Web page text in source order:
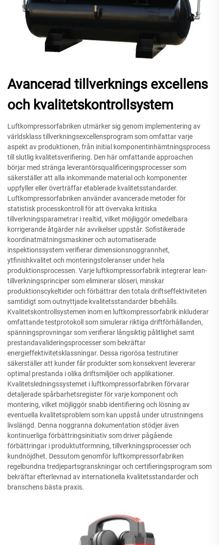
Avancerad tillverknings excellens
och kvalitetskontrollsystem
Luftkompressorfabriken utmärker sig genom implementering av
världsklass tillverkningsexcellensprogram som omfattar varje
aspekt av produktionen, från initial komponentinhämtningsprocess
till slutlig kvalitetsverifiering. Den här omfattande approachen
börjar med stränga leverantörsqualificeringsprocesser som
säkerställer att alla inkommande material och komponenter
uppfyller eller överträffar etablerade kvalitetsstandarder.
Luftkompressorfabriken använder avancerade metoder för
statistisk processkontroll för att övervaka kritiska
tillverkningsparametrar i realtid, vilket möjliggör omedelbara
korrigerande åtgärder när avvikelser uppstår. Sofistikerade
koordinatmätningsmaskiner och automatiserade
inspektionssystem verifierar dimensionsnoggrannhet,
ytfinishkvalitet och monteringstoleranser under hela
produktionsprocessen. Varje luftkompressorfabrik integrerar lean-
tillverkningsprinciper som eliminerar slöseri, minskar
produktionscykeltider och förbättrar den totala driftseffektiviteten
samtidigt som outnyttjade kvalitetsstandarder bibehålls.
Kvalitetskontrollsystemen inom en luftkompressorfabrik inkluderar
omfattande testprotokoll som simulerar riktiga driftförhållanden,
spänningsprovningar som verifierar långsiktig pålitlighet samt
prestandavalideringsprocesser som bekräftar
energieffektivitetsklassningar. Dessa rigorösa testrutiner
säkerställer att kunder får produkter som konsekvent levererar
optimal prestanda i olika driftsmiljöer och applikationer.
Kvalitetsledningssystemet i luftkompressorfabriken förvarar
detaljerade spårbarhetsregister för varje komponent och
montering, vilket möjliggör snabb identifiering och lösning av
eventuella kvalitetsproblem som kan uppstå under utrustningens
livslängd. Denna noggranna dokumentation stödjer även
kontinuerliga förbättringsinitiativ som driver pågående
förbättringar i produktutformning, tillverkningsprocesser och
kundnöjdhet. Dessutom genomför luftkompressorfabriken
regelbundna tredjepartsgranskningar och certifieringsprogram som
bekräftar efterlevnad av internationella kvalitetsstandarder och
branschens bästa praxis.